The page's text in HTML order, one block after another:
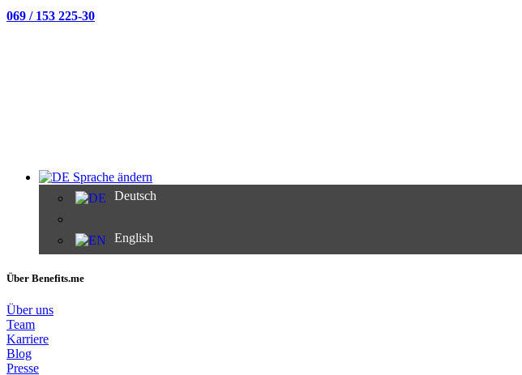
069 / 153 225-30
Sprache ändern
Deutsch
English
Über Benefits.me
Über uns
Team
Karriere
Blog
Presse